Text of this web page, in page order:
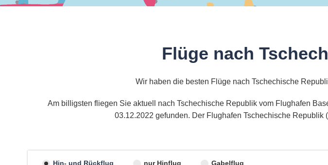
Flüge nach
Wir haben die besten Flüge nach Tschechische
Am billigsten fliegen Sie aktuell nach Tschechische Republik vom Flughafen
03.12.2022 gefunden. Der Flughafen Tschechische
Hin- und Rückflug nur Hinflug Gabelflug